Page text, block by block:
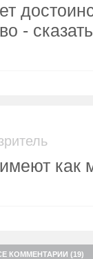
-
как
КОММЕНТАРИИ (19)